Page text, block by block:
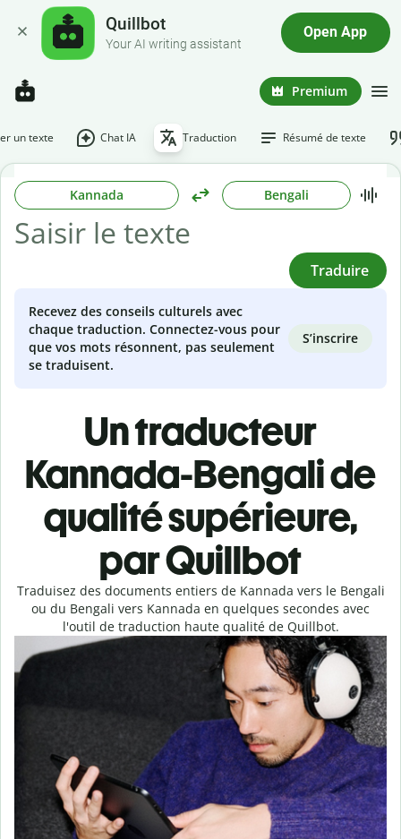
Quillbot
Your AI writing assistant
Open App
Premium
un texte Chat IA Traduction Résumé de texte
Kannada Bengali
Traduire
Recevez des conseils culturels avec
chaque traduction. Connectez-vous pour
que vos mots résonnent, pas seulement
se traduisent.
S’inscrire
Un traducteur
Kannada-Bengali de
qualité supérieure,
par Quillbot
Traduisez des documents entiers de Kannada vers le Bengali
ou du Bengali vers Kannada en quelques secondes avec
l'outil de traduction haute qualité de Quillbot.